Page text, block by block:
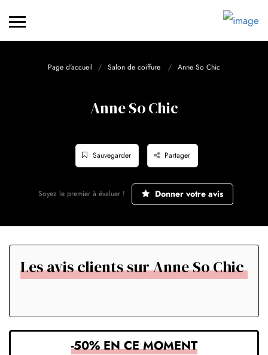
Page d'accueil Salon de coiffure Anne So Chic
Anne So Chic
Sauvegarder Partager
Soyez le premier à évaluer ! Donner votre avis
Les avis clients sur Anne So Chic
-50% EN CE MOMENT